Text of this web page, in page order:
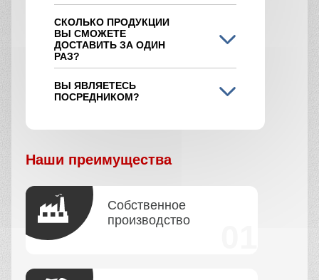
СКОЛЬКО ПРОДУКЦИИ
ВЫ СМОЖЕТЕ
ДОСТАВИТЬ ЗА ОДИН
РАЗ?
ВЫ ЯВЛЯЕТЕСЬ
ПОСРЕДНИКОМ?
Наши преимущества
Собственное
производство